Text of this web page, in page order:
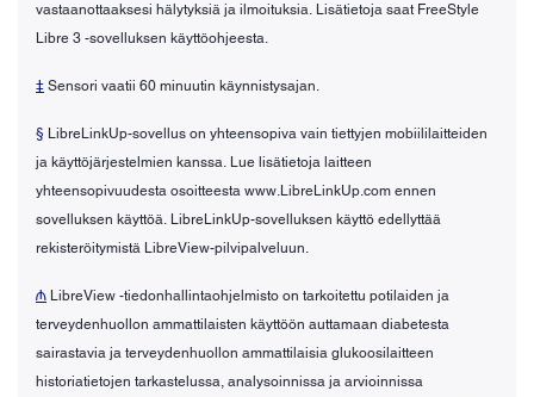
vastaanottaaksesi hälytyksiä ja ilmoituksia. Lisätietoja saat FreeStyle
Libre 3 -sovelluksen käyttöohjeesta.
‡ Sensori vaatii 60 minuutin käynnistysajan.
§ LibreLinkUp-sovellus on yhteensopiva vain tiettyjen mobiililaitteiden
ja käyttöjärjestelmien kanssa. Lue lisätietoja laitteen
yhteensopivuudesta osoitteesta www.LibreLinkUp.com ennen
sovelluksen käyttöä. LibreLinkUp-sovelluksen käyttö edellyttää
rekisteröitymistä LibreView-pilvipalveluun.
₼ LibreView -tiedonhallintaohjelmisto on tarkoitettu potilaiden ja
terveydenhuollon ammattilaisten käyttöön auttamaan diabetesta
sairastavia ja terveydenhuollon ammattilaisia glukoosilaitteen
historiatietojen tarkastelussa, analysoinnissa ja arvioinnissa